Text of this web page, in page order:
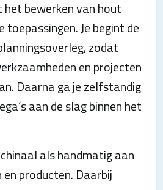
het bewerken van hout
Je begint de
zodat
en projecten
Daarna ga je zelfstandig
aan de slag binnen het
als handmatig aan
producten. Daarbij